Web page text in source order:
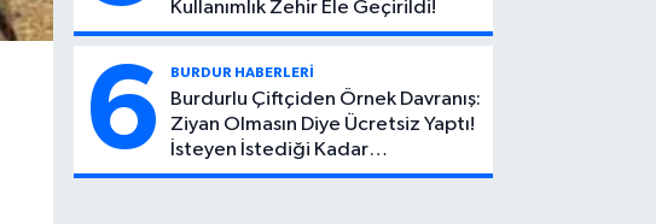
Yaşamını
Yitirdi
Kullanımlık Zehir Ele Geçirildi!
6 BURDUR HABERLERİ
Burdurlu Çiftçiden Örnek Davranış:
Ziyan Olmasın Diye Ücretsiz Yaptı!
İsteyen İstediği Kadar
Toplayabilecek